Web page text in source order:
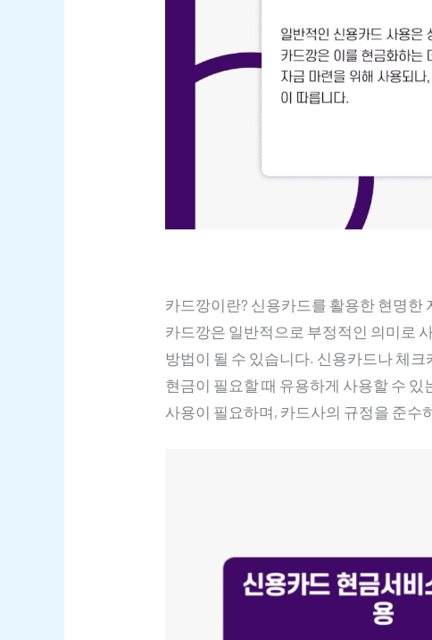
카드깡이란? 신용카드를 활용한 현명한
카드깡은 일반적으로 부정적인 의미로
방법이 될 수 있습니다. 신용카드나 체
현금이 필요할 때 유용하게 사용할 수
사용이 필요하며, 카드사의 규정을 준수